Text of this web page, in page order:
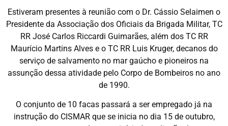
Estiveram presentes à reunião com o Dr. Cássio Selaimen o
Presidente da Associação dos Oficiais da Brigada Militar, TC
RR José Carlos Riccardi Guimarães, além dos TC RR
Maurício Martins Alves e o TC RR Luis Kruger, decanos do
serviço de salvamento no mar gaúcho e pioneiros na
assunção dessa atividade pelo Corpo de Bombeiros no ano
de 1990.
O conjunto de 10 facas passará a ser empregado já na
instrução do CISMAR que se inicia no dia 15 de outubro,